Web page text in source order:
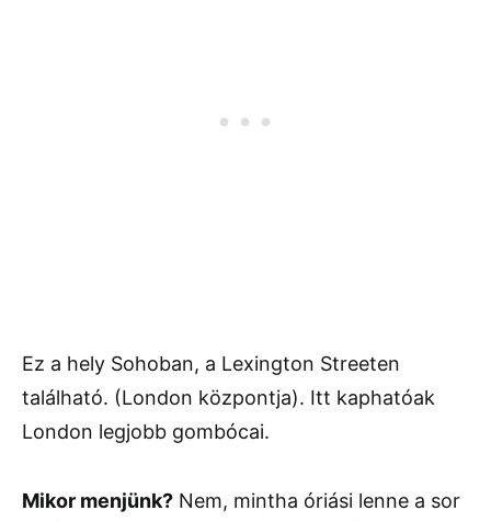
Ez a hely Sohoban, a Lexington Streeten
található. (London központja). Itt kaphatóak
London legjobb gombócai.
Mikor menjünk? Nem, mintha óriási lenne a sor